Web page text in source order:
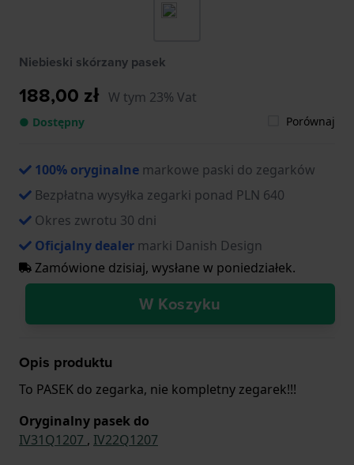
Niebieski skórzany pasek
188,00 zł W tym 23% Vat
● Dostępny Porównaj
100% oryginalne markowe paski do zegarków
Bezpłatna wysyłka zegarki ponad PLN 640
Okres zwrotu 30 dni
Oficjalny dealer marki Danish Design
Zamówione dzisiaj, wysłane w poniedziałek.
W Koszyku
Opis produktu
To PASEK do zegarka, nie kompletny zegarek!!!
Oryginalny pasek do
IV31Q1207 , IV22Q1207